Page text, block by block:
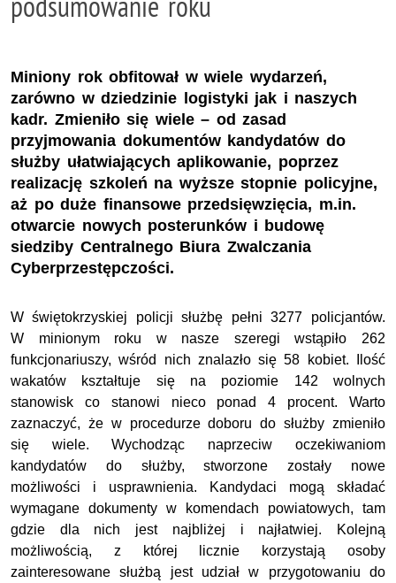
Miniony rok obfitował w wiele wydarzeń,
zarówno w dziedzinie logistyki jak i naszych
kadr. Zmieniło się wiele – od zasad
przyjmowania dokumentów kandydatów do
służby ułatwiających aplikowanie, poprzez
realizację szkoleń na wyższe stopnie policyjne,
aż po duże finansowe przedsięwzięcia, m.in.
otwarcie nowych posterunków i budowę
siedziby Centralnego Biura Zwalczania
Cyberprzestępczości.
W świętokrzyskiej policji służbę pełni 3277 policjantów.
W minionym roku w nasze szeregi wstąpiło 262
funkcjonariuszy, wśród nich znalazło się 58 kobiet. Ilość
wakatów kształtuje się na poziomie 142 wolnych
stanowisk co stanowi nieco ponad 4 procent. Warto
zaznaczyć, że w procedurze doboru do służby zmieniło
się wiele. Wychodząc naprzeciw oczekiwaniom
kandydatów do służby, stworzone zostały nowe
możliwości i usprawnienia. Kandydaci mogą składać
wymagane dokumenty w komendach powiatowych, tam
gdzie dla nich jest najbliżej i najłatwiej. Kolejną
możliwością, z której licznie korzystają osoby
zainteresowane służbą jest udział w przygotowaniu do